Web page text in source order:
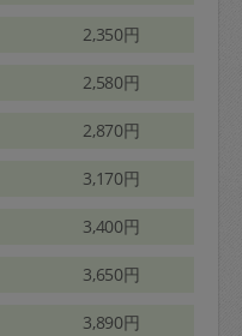
2,350円
2,580円
2,870円
3,170円
3,400円
3,650円
3,890円